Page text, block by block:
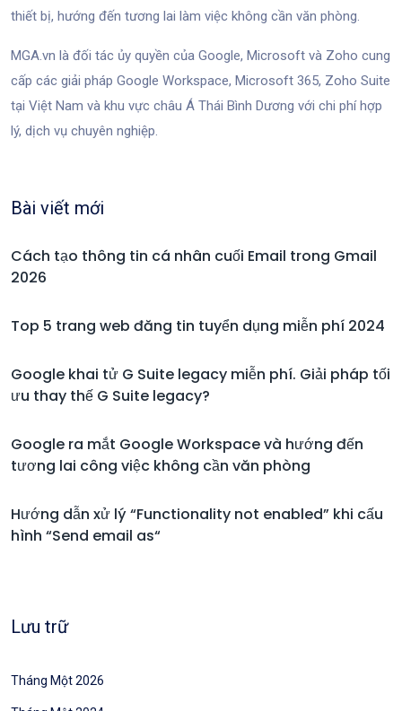
thiết bị, hướng đến tương lai làm việc không cần văn phòng.
MGA.vn là đối tác ủy quyền của Google, Microsoft và Zoho cung
cấp các giải pháp Google Workspace, Microsoft 365, Zoho Suite
tại Việt Nam và khu vực châu Á Thái Bình Dương với chi phí hợp
lý, dịch vụ chuyên nghiệp.
Bài viết mới
Cách tạo thông tin cá nhân cuối Email trong Gmail
2026
Top 5 trang web đăng tin tuyển dụng miễn phí 2024
Google khai tử G Suite legacy miễn phí. Giải pháp tối
ưu thay thế G Suite legacy?
Google ra mắt Google Workspace và hướng đến
tương lai công việc không cần văn phòng
Hướng dẫn xử lý “Functionality not enabled” khi cấu
hình “Send email as“
Lưu trữ
Tháng Một 2026